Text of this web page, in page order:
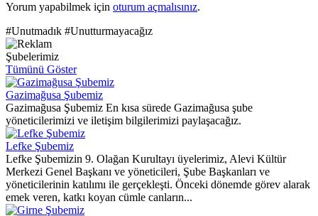
Yorum yapabilmek için oturum açmalısınız.
#Unutmadık #Unutturmayacağız
Şubelerimiz
Tümünü Göster
Gazimağusa Şubemiz
Gazimağusa Şubemiz En kısa sürede Gazimağusa şube
yöneticilerimizi ve iletişim bilgilerimizi paylaşacağız.
Lefke Şubemiz
Lefke Şubemizin 9. Olağan Kurultayı üyelerimiz, Alevi Kültür
Merkezi Genel Başkanı ve yöneticileri, Şube Başkanları ve
yöneticilerinin katılımı ile gerçekleşti. Önceki dönemde görev alarak
emek veren, katkı koyan cümle canların...